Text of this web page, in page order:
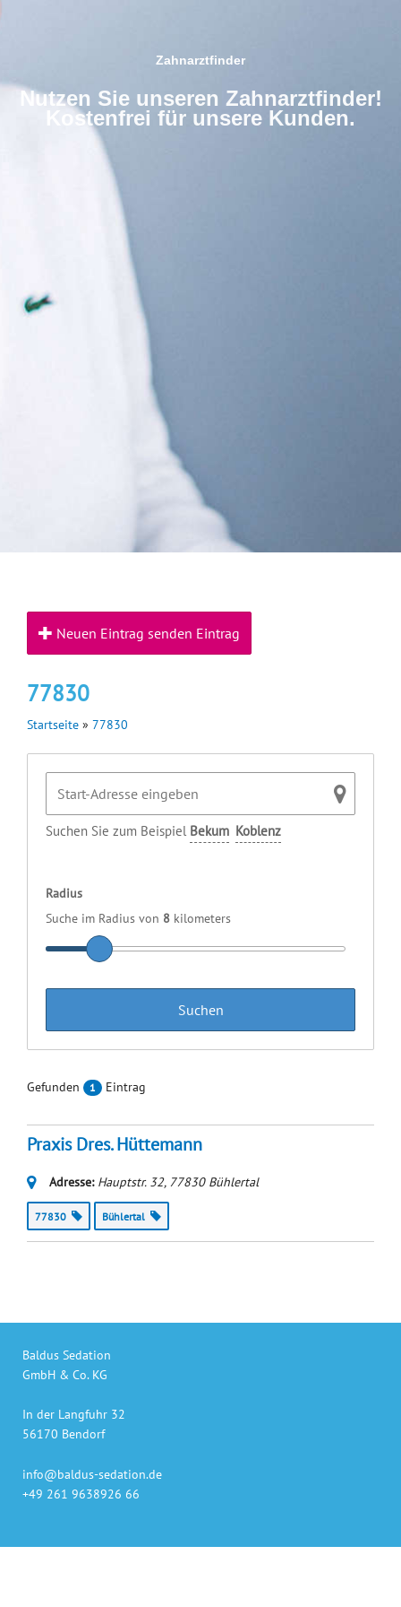
Zahnarztfinder
Nutzen Sie unseren Zahnarztfinder!
Kostenfrei für unsere Kunden.
Neuen Eintrag senden Eintrag
77830
Startseite » 77830
Suchen Sie zum Beispiel Bekum Koblenz
Radius
Suche im Radius von 8 kilometers
Gefunden 1 Eintrag
Praxis Dres. Hüttemann
Adresse: Hauptstr. 32, 77830Bühlertal
77830 Bühlertal
Baldus Sedation
GmbH & Co. KG
In der Langfuhr 32
56170 Bendorf
info@baldus-sedation.de
+49 261 9638926 66